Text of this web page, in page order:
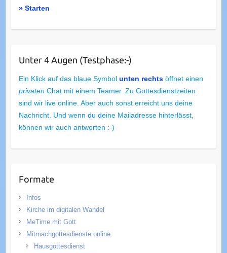
» Starten
Unter 4 Augen (Testphase:-)
Ein Klick auf das blaue Symbol unten rechtsöffnet einen
privatenChat mit einem Teamer. Zu Gottesdienstzeiten
sind wir live online. Aber auch sonst erreicht uns deine
Nachricht. Und wenn du deine Mailadresse hinterlässt,
können wir auch antworten :-)
Formate
Infos
Kirche im digitalen Wandel
MeTime mit Gott
Mitmachgottesdienste online
Hausgottesdienst